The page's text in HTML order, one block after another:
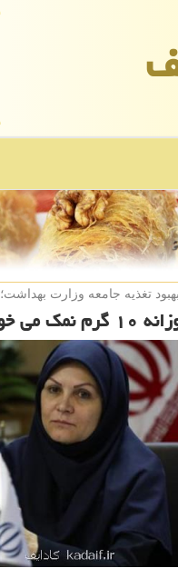
تغذیه جامعه وزارت بهداشت؛
می خورند